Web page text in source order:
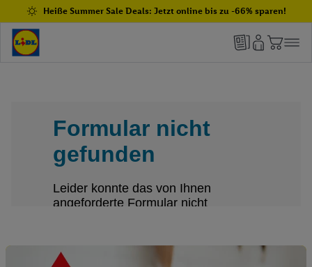
Heiße Summer Sale Deals: Jetzt online bis zu -66% sparen!